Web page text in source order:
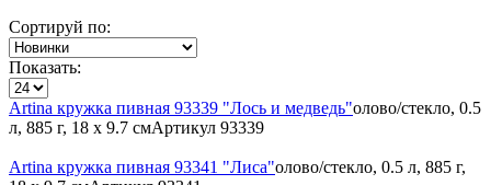
Сортируй по:
Показать:
Artina кружка пивная 93339 "Лось и медведь"олово/стекло, 0.5
л, 885 г, 18 х 9.7 смАртикул 93339
Artina кружка пивная 93341 "Лиса"олово/стекло, 0.5 л, 885 г,